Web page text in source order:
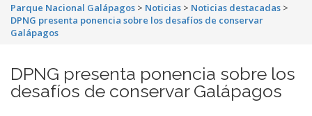
Parque Nacional Galápagos > Noticias > Noticias destacadas >
DPNG presenta ponencia sobre los desafíos de conservar
Galápagos
DPNG presenta ponencia sobre los
desafíos de conservar Galápagos